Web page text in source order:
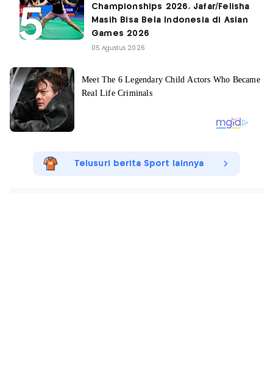
Championships 2026, Jafar/Felisha
Masih Bisa Bela Indonesia di Asian
Games 2026
05 Agustus 2026
Telusuri berita Sport lainnya